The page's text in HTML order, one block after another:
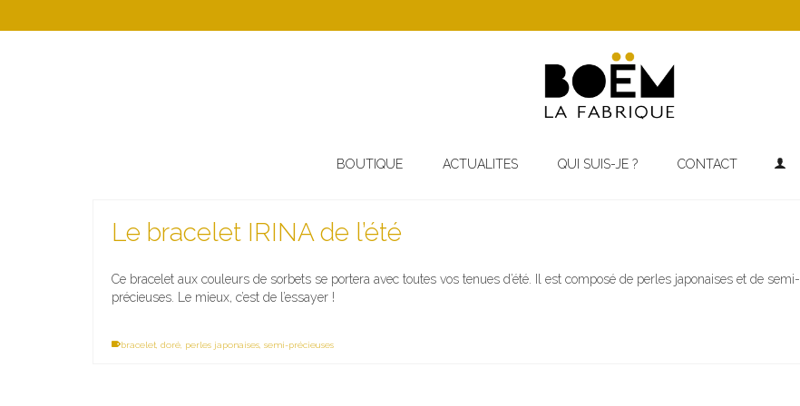
BOUTIQUE ACTUALITES QUI SUIS-JE ? CONTACT
Le bracelet IRINA de l’été
Ce bracelet aux couleurs de sorbets se portera avec toutes vos tenues d’été. Il est composé de perles japonaises et de semi-
précieuses. Le mieux, c’est de l’essayer !
bracelet doré perles japonaises semi-précieuses